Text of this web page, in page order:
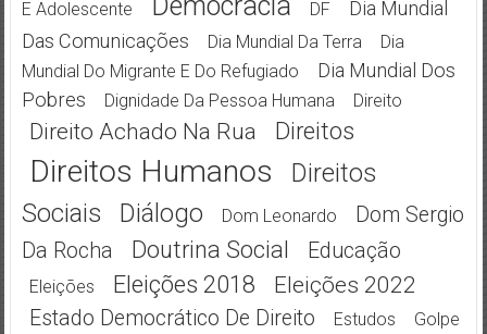
E Adolescente
DF
Dia Mundial
Das Comunicações
Dia Mundial Da Terra
Dia
Mundial Do Migrante E Do Refugiado
Dia Mundial Dos
Pobres
Dignidade Da Pessoa Humana Direito
Direito Achado Na Rua Direitos
Direitos Humanos
Direitos
Sociais
Diálogo Dom Leonardo
Dom Sergio
Da Rocha
Doutrina Social Educação
Eleições Eleições 2018 Eleições 2022
Estado Democrático De Direito Estudos
Golpe